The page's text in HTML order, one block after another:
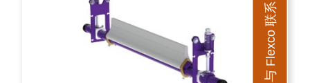
与 Flexco 联系